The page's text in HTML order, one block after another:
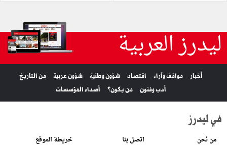
ليدرز العربية
أخبار مواقف وآراء اقتصاد شؤون وطنية شؤون عربية
من التاريخ
أدب وفنون
من يكون؟ أصداء المؤسسات
في ليدرز
من نحن اتصل بنا خريطة الموقع